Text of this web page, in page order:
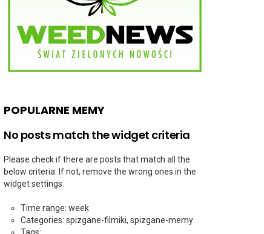
POPULARNE MEMY
No posts match the widget criteria
Please check if there are posts that match all the
below criteria. If not, remove the wrong ones in the
widget settings.
Time range: week
Categories: spizgane-filmiki, spizgane-memy
Tags: